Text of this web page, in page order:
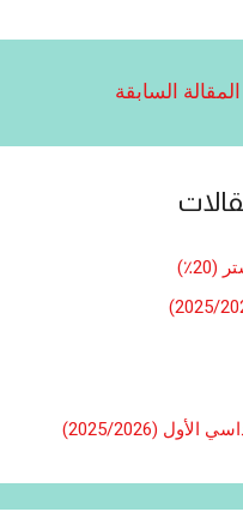
المقالة السابقة
(2025/2026)